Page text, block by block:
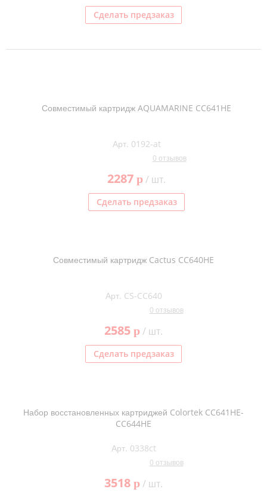
Сделать предзаказ
Совместимый картридж AQUAMARINE CC641HE
Арт. 0192-at
0 отзывов
2287 p/ шт.
Сделать предзаказ
Совместимый картридж Cactus CC640HE
Арт. CS-CC640
0 отзывов
2585 p/ шт.
Сделать предзаказ
Набор восстановленных картриджей Colortek CC641HE-
CC644HE
Арт. 0338ct
0 отзывов
3518 p/ шт.